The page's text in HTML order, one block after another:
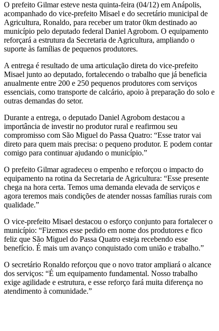
O prefeito Gilmar esteve nesta quinta-feira (04/12) em Anápolis,
acompanhado do vice-prefeito Misael e do secretário municipal de
Agricultura, Ronaldo, para receber um trator 0km destinado ao
município pelo deputado federal Daniel Agrobom. O equipamento
reforçará a estrutura da Secretaria de Agricultura, ampliando o
suporte às famílias de pequenos produtores.
A entrega é resultado de uma articulação direta do vice-prefeito
Misael junto ao deputado, fortalecendo o trabalho que já beneficia
anualmente entre 200 e 250 pequenos produtores com serviços
essenciais, como transporte de calcário, apoio à preparação do solo e
outras demandas do setor.
Durante a entrega, o deputado Daniel Agrobom destacou a
importância de investir no produtor rural e reafirmou seu
compromisso com São Miguel do Passa Quatro: “Esse trator vai
direto para quem mais precisa: o pequeno produtor. E podem contar
comigo para continuar ajudando o município.”
O prefeito Gilmar agradeceu o empenho e reforçou o impacto do
equipamento na rotina da Secretaria de Agricultura: “Esse presente
chega na hora certa. Temos uma demanda elevada de serviços e
agora teremos mais condições de atender nossas famílias rurais com
qualidade.”
O vice-prefeito Misael destacou o esforço conjunto para fortalecer o
município: “Fizemos esse pedido em nome dos produtores e fico
feliz que São Miguel do Passa Quatro esteja recebendo esse
benefício. É mais um avanço conquistado com união e trabalho.”
O secretário Ronaldo reforçou que o novo trator ampliará o alcance
dos serviços: “É um equipamento fundamental. Nosso trabalho
exige agilidade e estrutura, e esse reforço fará muita diferença no
atendimento à comunidade.”